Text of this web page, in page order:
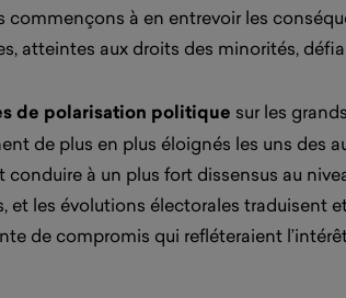
à en entrevoir les
atteintes aux droits des minorités,
de polarisation politique sur les
de plus en plus éloignés les uns des
conduire à un plus fort dissensus au
et les évolutions électorales
de compromis qui refléteraient